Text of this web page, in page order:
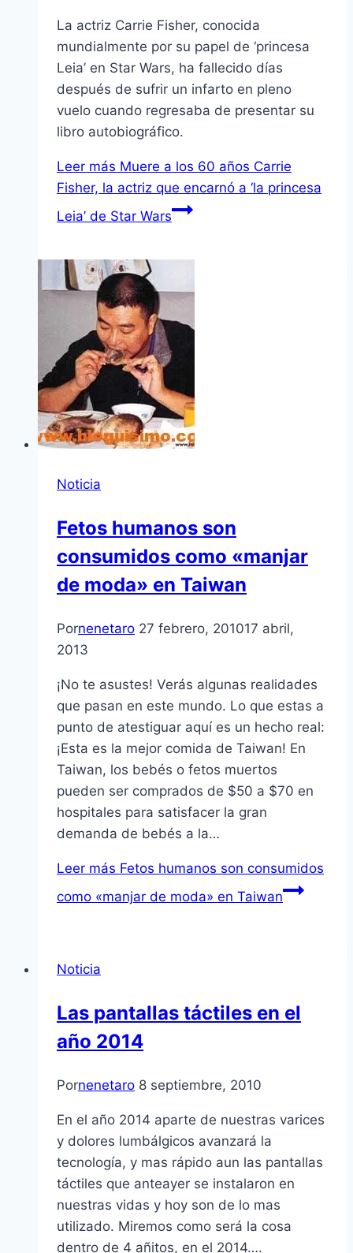
La actriz Carrie Fisher, conocida
mundialmente por su papel de ‘princesa
Leia’ en Star Wars, ha fallecido días
después de sufrir un infarto en pleno
vuelo cuando regresaba de presentar su
libro autobiográfico.
Leer más Muere a los 60 años Carrie
Fisher, la actriz que encarnó a ‘la princesa
Leia’ de Star Wars
Noticia
Fetos humanos son
consumidos como «manjar
de moda» en Taiwan
Pornenetaro 27 febrero, 201017 abril,
2013
¡No te asustes! Verás algunas realidades
que pasan en este mundo. Lo que estas a
punto de atestiguar aquí­ es un hecho real:
¡Esta es la mejor comida de Taiwan! En
Taiwan, los bebés o fetos muertos
pueden ser comprados de $50 a $70 en
hospitales para satisfacer la gran
demanda de bebés a la…
Leer más Fetos humanos son consumidos
como «manjar de moda» en Taiwan
Noticia
Las pantallas táctiles en el
año 2014
Pornenetaro 8 septiembre, 2010
En el año 2014 aparte de nuestras varices
y dolores lumbálgicos avanzará la
tecnologí­a, y mas rápido aun las pantallas
táctiles que anteayer se instalaron en
nuestras vidas y hoy son de lo mas
utilizado. Miremos como será la cosa
dentro de 4 añitos, en el 2014….